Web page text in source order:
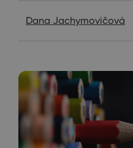
Dana Jachymovičová